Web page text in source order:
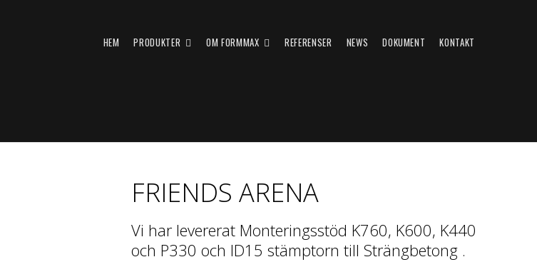
HEM PRODUKTER OM FORMMAX REFERENSER NEWS DOKUMENT KONTAKT
FRIENDS ARENA
Vi har levererat Monteringsstöd K760, K600, K440
och P330 och ID15 stämptorn till Strängbetong .